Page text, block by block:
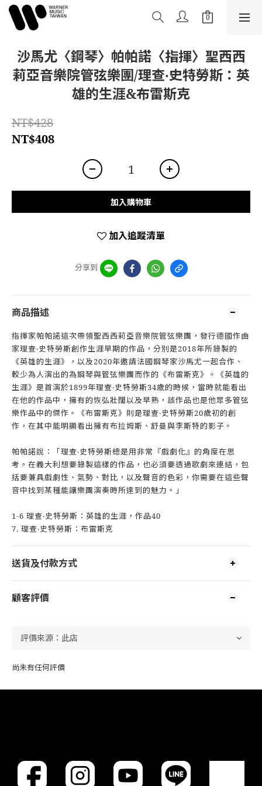
沙馬尤〈鋼琴〉帕帕諾〈指揮〉聖西西
莉亞音樂院管弦樂團/理查‧史特勞斯：英
雄的生涯&布雷斯克
NT$428
NT$408
加入購物車
加入追蹤清單
分享到
商品描述
指揮家帕帕諾這次帶領聖西西莉亞音樂院管弦樂團，發行德國作曲
家理查‧史特勞斯創作生涯早期的作品，分別是2018年所錄製的
《英雄的生涯》，以及2020年邀請法國鋼琴家沙馬尤一起合作、
較少為人演出的為鋼琴與管弦樂團而作的《布雷斯克》。《英雄的
生涯》是首演於1899年理查‧史特勞斯34歲的時候，當時就能看出
在他的作品中，擁有的恢弘壯闊以及早熟，該作品也是他眾多管弦
樂作品中的傑作。《布雷斯克》則是理查‧史特勞斯20歲初的創
作，在其中能明顯看出擁有布拉姆斯、舒曼與李斯特的影子。
帕帕諾說：「理查‧史特勞斯總是用非常『戲劇化』的角度在思
考。在義大利想要錄製這樣的作品，也必須要透過歌劇來連結，包
括要兼具戲劇性、氣勢、對比，以及聲音的色彩，你需要在這些聲
音中找到某種能讓樂團演奏時所達到的魅力。」
1-6 理查‧史特勞斯：英雄的生涯，作品40
7. 理查‧史特勞斯：布雷斯克
送貨及付款方式
顧客評價
尚未有任何評價